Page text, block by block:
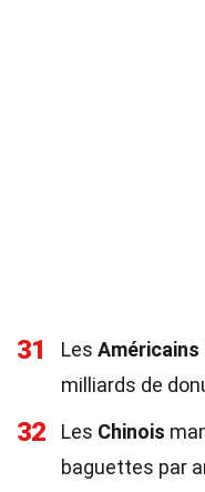
31 Les Américains
milliards de
32 Les Chinois
baguettes par